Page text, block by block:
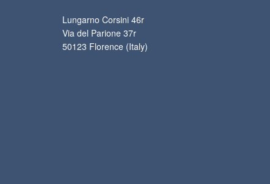
Lungarno Corsini 46r
Via del Parione 37r
50123 Florence (Italy)